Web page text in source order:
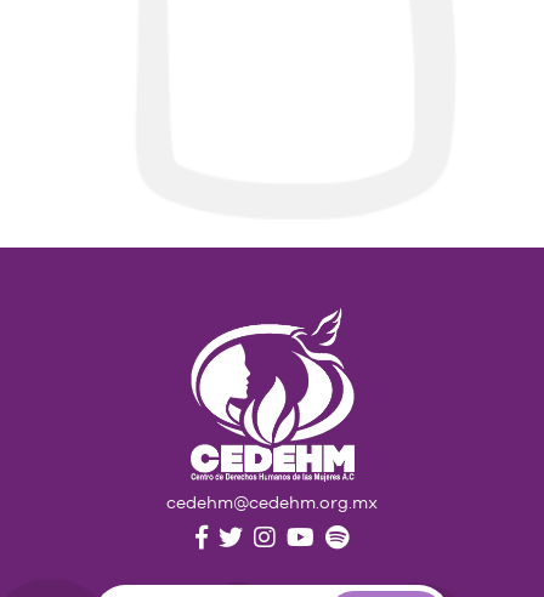
cedehm@cedehm.org.mx